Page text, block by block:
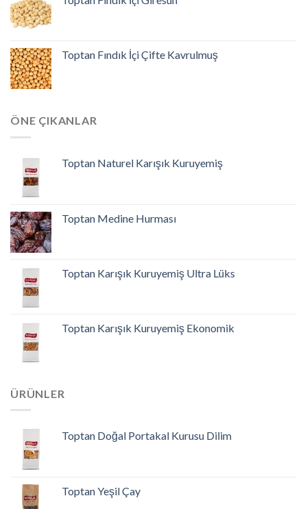
Toptan Fındık İçi Çifte Kavrulmuş
ÖNE ÇIKANLAR
Toptan Naturel Karışık Kuruyemiş
Toptan Medine Hurması
Toptan Karışık Kuruyemiş Ultra Lüks
Toptan Karışık Kuruyemiş Ekonomik
ÜRÜNLER
Toptan Doğal Portakal Kurusu Dilim
Toptan Yeşil Çay